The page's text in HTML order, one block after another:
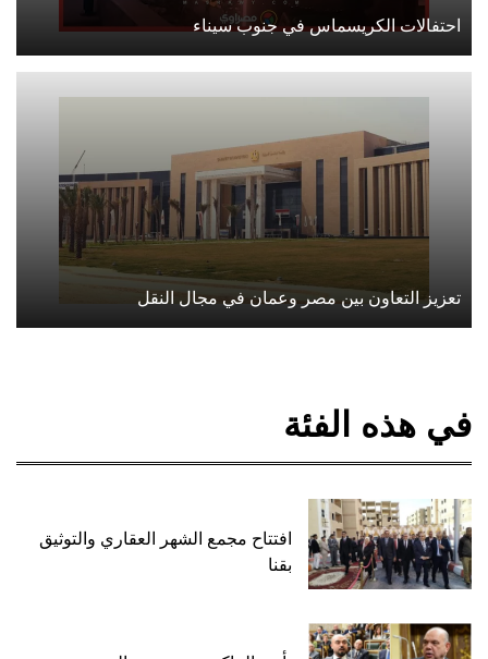
احتفالات الكريسماس في جنوب سيناء
تعزيز التعاون بين مصر وعمان في مجال النقل
في هذه الفئة
افتتاح مجمع الشهر العقاري والتوثيق
بقنا